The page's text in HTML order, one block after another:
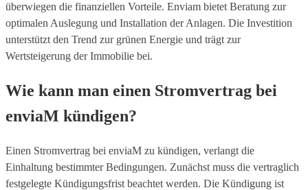
überwiegen die finanziellen Vorteile. Enviam bietet Beratung zur
optimalen Auslegung und Installation der Anlagen. Die Investition
unterstützt den Trend zur grünen Energie und trägt zur
Wertsteigerung der Immobilie bei.
Wie kann man einen Stromvertrag bei
enviaM kündigen?
Einen Stromvertrag bei enviaM zu kündigen, verlangt die
Einhaltung bestimmter Bedingungen. Zunächst muss die vertraglich
festgelegte Kündigungsfrist beachtet werden. Die Kündigung ist